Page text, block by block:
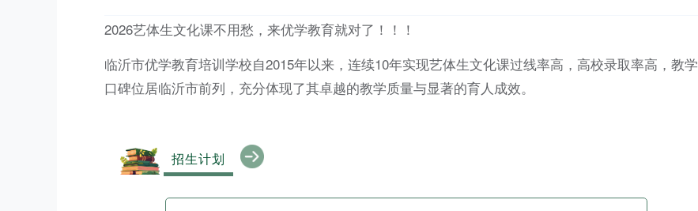
2026艺体生文化课不用愁，来优学教育就对了！！！
临沂市优学教育培训学校自2015年以来，连续10年实现艺体生文化课过线率高，高校录取率高，教学
口碑位居临沂市前列，充分体现了其卓越的教学质量与显著的育人成效。
招生计划